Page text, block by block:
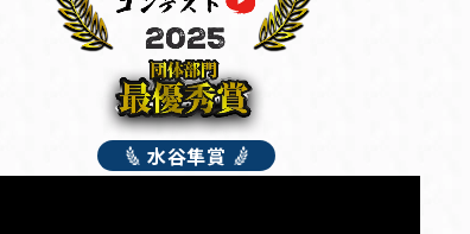
水谷隼賞